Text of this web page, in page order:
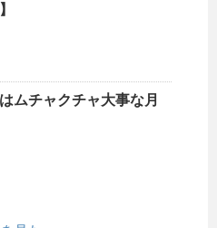
はムチャクチャ大事な月